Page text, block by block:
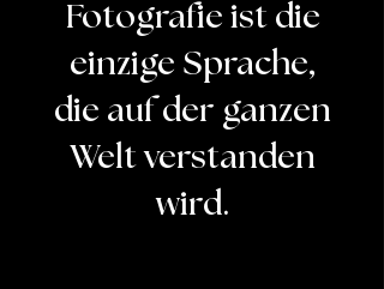
Fotografie ist die
einzige Sprache,
die auf der ganzen
Welt verstanden
wird.